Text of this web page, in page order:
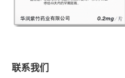
联系我们